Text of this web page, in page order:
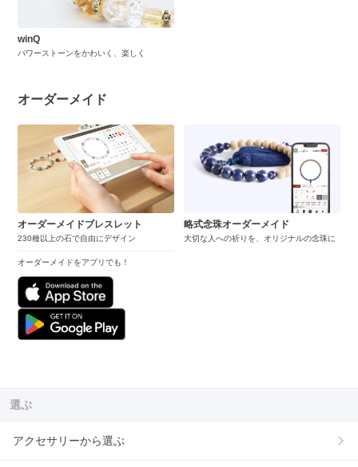
winQ
パワーストーンをかわいく、楽しく
オーダーメイド
オーダーメイドブレスレット
230種以上の石で自由にデザイン
オーダーメイドをアプリでも！
略式念珠オーダーメイド
大切な人への祈りを、オリジナルの念珠に
選ぶ
アクセサリーから選ぶ